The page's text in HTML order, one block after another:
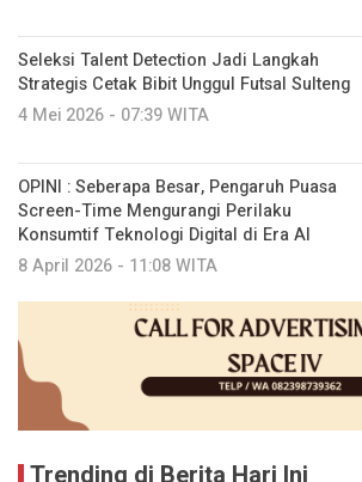
Seleksi Talent Detection Jadi Langkah
Strategis Cetak Bibit Unggul Futsal Sulteng
4 Mei 2026 - 07:39 WITA
OPINI : Seberapa Besar, Pengaruh Puasa
Screen-Time Mengurangi Perilaku
Konsumtif Teknologi Digital di Era AI
8 April 2026 - 11:08 WITA